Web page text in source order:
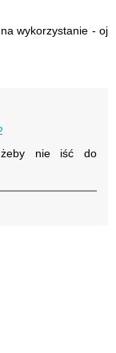
wykorzystanie - oj
żeby nie iść do